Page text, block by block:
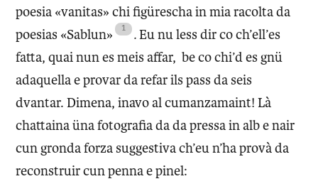
poesia «vanitas» chi figürescha in mia racolta da
poesias «Sablun»
.Eu nu less dir co ch’ell’es
fatta, quai nun es meis affar, be co chi’d es gnü
adaquella e provar da refar ils pass da seis
dvantar. Dimena, inavo al cumanzamaint! Là
chattaina üna fotografia da da pressa in alb e nair
cun gronda forza suggestiva ch’eu n’ha provà da
reconstruir cun penna e pinel: